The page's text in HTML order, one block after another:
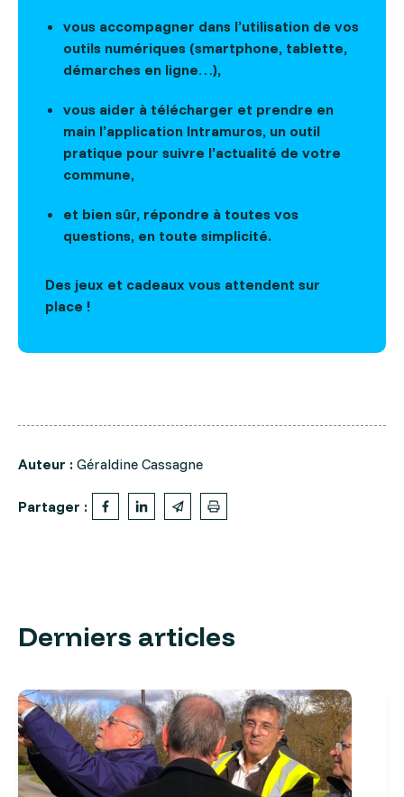
vous accompagner dans l’utilisation de vos
outils numériques (smartphone, tablette,
démarches en ligne…),
vous aider à télécharger et prendre en
main l’application Intramuros, un outil
pratique pour suivre l’actualité de votre
commune,
et bien sûr, répondre à toutes vos
questions, en toute simplicité.
Des jeux et cadeaux vous attendent sur
place !
Auteur : Géraldine Cassagne
Partager :
Derniers articles